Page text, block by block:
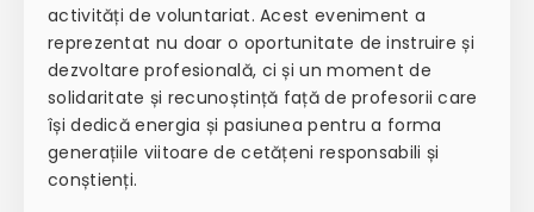
activități de voluntariat. Acest eveniment a
reprezentat nu doar o oportunitate de instruire și
dezvoltare profesională, ci și un moment de
solidaritate și recunoștință față de profesorii care
își dedică energia și pasiunea pentru a forma
generațiile viitoare de cetățeni responsabili și
conștienți.